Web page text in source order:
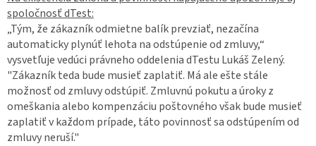
spoločnosť dTest:
„Tým, že zákazník odmietne balík prevziať, nezačína
automaticky plynúť lehota na odstúpenie od zmluvy,“
vysvetľuje vedúci právneho oddelenia dTestu Lukáš Zelený.
"Zákazník teda bude musieť zaplatiť. Má ale ešte stále
možnosť od zmluvy odstúpiť. Zmluvnú pokutu a úroky z
omeškania alebo kompenzáciu poštovného však bude musieť
zaplatiť v každom prípade, táto povinnosť sa odstúpením od
zmluvy neruší."